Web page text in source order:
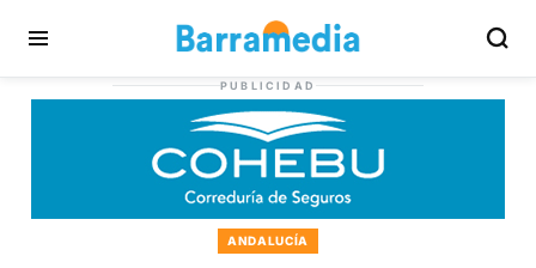
PUBLICIDAD
ANDALUCÍA